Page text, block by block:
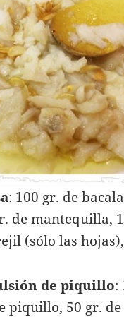
: 100 gr. de
de mantequilla,
(sólo las
de piquillo:
piquillo, 50 gr.